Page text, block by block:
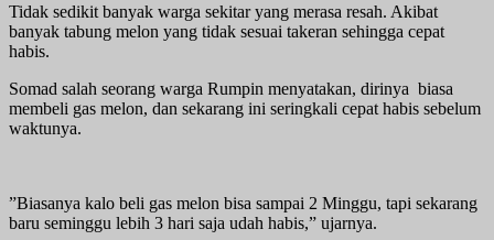
Tidak sedikit banyak warga sekitar yang merasa resah. Akibat
banyak tabung melon yang tidak sesuai takeran sehingga cepat
habis.
Somad salah seorang warga Rumpin menyatakan, dirinya biasa
membeli gas melon, dan sekarang ini seringkali cepat habis sebelum
waktunya.
”Biasanya kalo beli gas melon bisa sampai 2 Minggu, tapi sekarang
baru seminggu lebih 3 hari saja udah habis,” ujarnya.